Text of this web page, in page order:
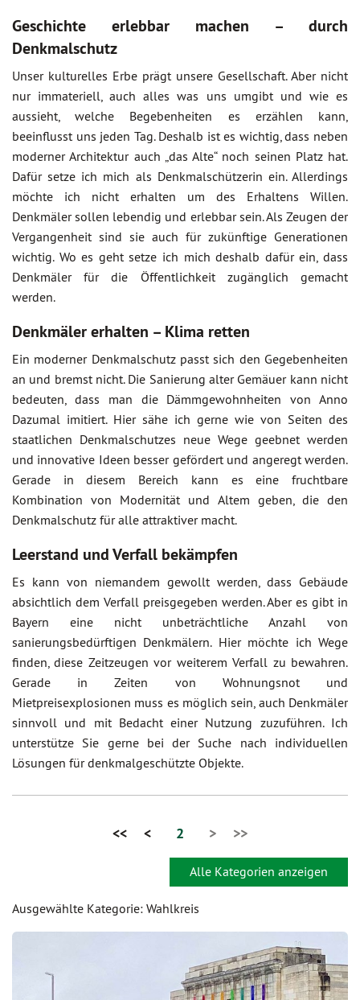
Geschichte erlebbar machen – durch
Denkmalschutz
Unser kulturelles Erbe prägt unsere Gesellschaft. Aber nicht
nur immateriell, auch alles was uns umgibt und wie es
aussieht, welche Begebenheiten es erzählen kann,
beeinflusst uns jeden Tag. Deshalb ist es wichtig, dass neben
moderner Architektur auch „das Alte“ noch seinen Platz hat.
Dafür setze ich mich als Denkmalschützerin ein. Allerdings
möchte ich nicht erhalten um des Erhaltens Willen.
Denkmäler sollen lebendig und erlebbar sein. Als Zeugen der
Vergangenheit sind sie auch für zukünftige Generationen
wichtig. Wo es geht setze ich mich deshalb dafür ein, dass
Denkmäler für die Öffentlichkeit zugänglich gemacht
werden.
Denkmäler erhalten – Klima retten
Ein moderner Denkmalschutz passt sich den Gegebenheiten
an und bremst nicht. Die Sanierung alter Gemäuer kann nicht
bedeuten, dass man die Dämmgewohnheiten von Anno
Dazumal imitiert. Hier sähe ich gerne wie von Seiten des
staatlichen Denkmalschutzes neue Wege geebnet werden
und innovative Ideen besser gefördert und angeregt werden.
Gerade in diesem Bereich kann es eine fruchtbare
Kombination von Modernität und Altem geben, die den
Denkmalschutz für alle attraktiver macht.
Leerstand und Verfall bekämpfen
Es kann von niemandem gewollt werden, dass Gebäude
absichtlich dem Verfall preisgegeben werden. Aber es gibt in
Bayern eine nicht unbeträchtliche Anzahl von
sanierungsbedürftigen Denkmälern. Hier möchte ich Wege
finden, diese Zeitzeugen vor weiterem Verfall zu bewahren.
Gerade in Zeiten von Wohnungsnot und
Mietpreisexplosionen muss es möglich sein, auch Denkmäler
sinnvoll und mit Bedacht einer Nutzung zuzuführen. Ich
unterstütze Sie gerne bei der Suche nach individuellen
Lösungen für denkmalgeschützte Objekte.
<< < 2 > >>
Alle Kategorien anzeigen
Ausgewählte Kategorie: Wahlkreis